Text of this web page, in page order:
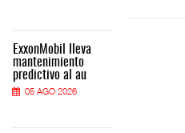
ExxonMobil lleva
mantenimiento
predictivo al au
05 AGO 2026